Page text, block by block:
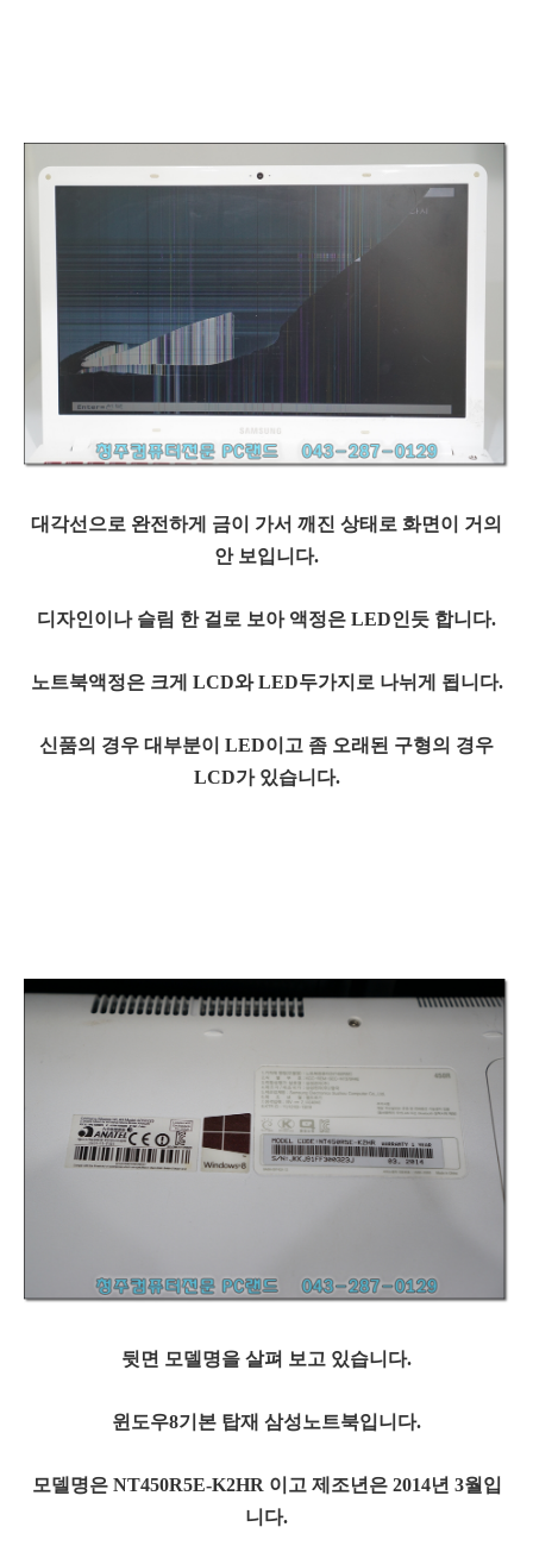
대각선으로 완전하게 금이 가서 깨진 상태로 화면이 거의
안 보입니다.
디자인이나 슬림 한 걸로 보아 액정은 LED인듯 합니다.
노트북액정은 크게 LCD와 LED두가지로 나뉘게 됩니다.
신품의 경우 대부분이 LED이고 좀 오래된 구형의 경우
LCD가 있습니다.
뒷면 모델명을 살펴 보고 있습니다.
윈도우8기본 탑재 삼성노트북입니다.
모델명은 NT450R5E-K2HR 이고 제조년은 2014년 3월입
니다.